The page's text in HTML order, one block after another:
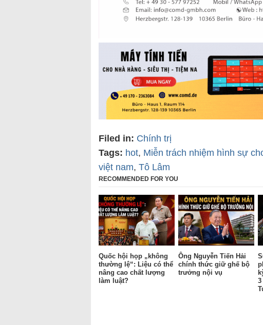
Filed in: Chính trị
Tags: hot, Miễn trách nhiệm hình sự
việt nam, Tô Lâm
RECOMMENDED FOR YOU
Quốc hội họp „không
thường lệ“: Liệu có thể
nâng cao chất lượng
làm luật?
Ông Nguyễn Tiến Hải
chính thức giữ ghế bộ
trưởng nội vụ